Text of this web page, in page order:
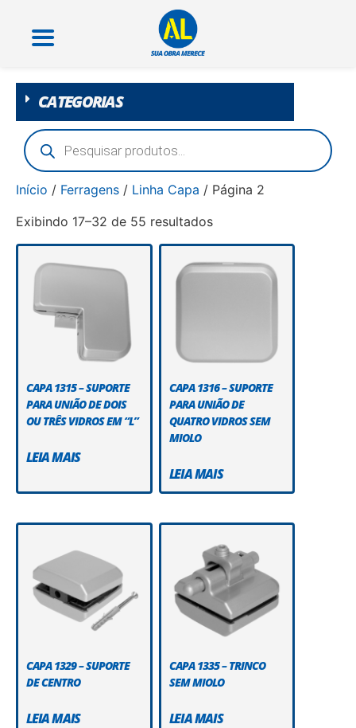
CATEGORIAS
Início / Ferragens / Linha Capa / Página 2
Exibindo 17–32 de 55 resultados
CAPA 1315 – SUPORTE
PARA UNIÃO DE DOIS
OU TRÊS VIDROS EM “L”
LEIA MAIS
CAPA 1316 – SUPORTE
PARA UNIÃO DE
QUATRO VIDROS SEM
MIOLO
LEIA MAIS
CAPA 1329 – SUPORTE
DE CENTRO
LEIA MAIS
CAPA 1335 – TRINCO
SEM MIOLO
LEIA MAIS